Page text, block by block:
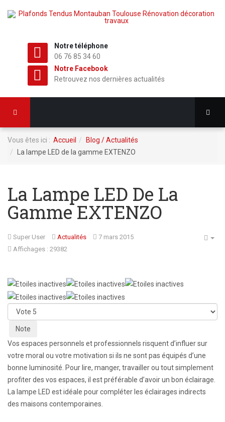
Notre téléphone
06 76 85 34 60
Notre Facebook
Retrouvez nos dernières actualités
Vous êtes ici : Accueil
Blog / Actualités
La lampe LED de la gamme EXTENZO
La Lampe LED De La
Gamme EXTENZO
Super User Actualités
7 mars 2015
Affichages : 29382
Veuillez
voter
Vos espaces personnels et professionnels risquent d’influer sur
votre moral ou votre motivation si ils ne sont pas équipés d’une
bonne luminosité. Pour lire, manger, travailler ou tout simplement
profiter des vos espaces, il est préférable d’avoir un bon éclairage.
La lampe LED est idéale pour compléter les éclairages indirects
des maisons contemporaines.